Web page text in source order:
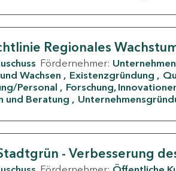
Regionales
Fördernehmer: Unternehmen
Wachsen
Existenzgründung
Personal
Forschung,
und Beratung
- Verbesserung